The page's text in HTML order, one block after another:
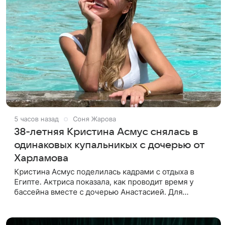
5 часов назад Соня Жарова
38-летняя Кристина Асмус снялась в
одинаковых купальникых с дочерью от
Харламова
Кристина Асмус поделилась кадрами с отдыха в
Египте. Актриса показала, как проводит время у
бассейна вместе с дочерью Анастасией. Для